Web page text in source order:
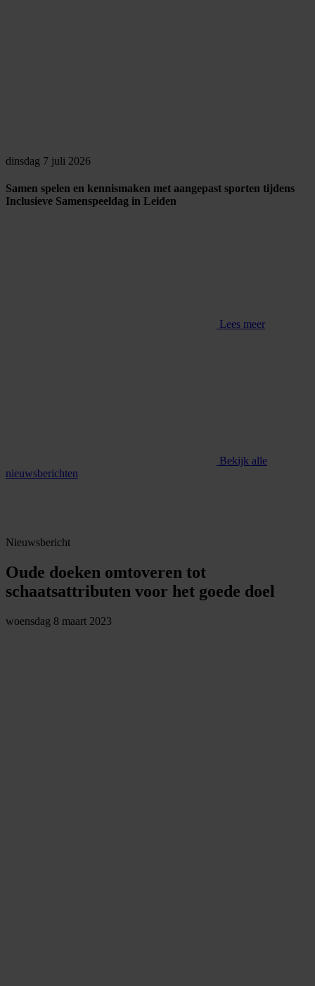
dinsdag 7 juli 2026
Samen spelen en kennismaken met aangepast sporten tijdens
Inclusieve Samenspeeldag in Leiden
Lees meer
Bekijk alle
nieuwsberichten
Nieuwsbericht
Oude doeken omtoveren tot
schaatsattributen voor het goede doel
woensdag 8 maart 2023